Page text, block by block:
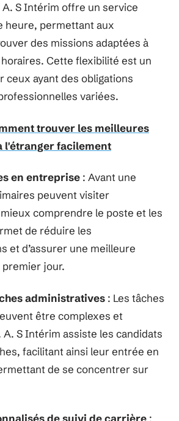
A. S Intérim offre un service
heure, permettant aux
des missions adaptées à
Cette flexibilité est un
ceux ayant des obligations
variées.
trouver les meilleures
l'étranger facilement
en entreprise : Avant une
peuvent visiter
comprendre le poste et les
de réduire les
et d’assurer une meilleure
premier jour.
administratives : Les tâches
être complexes et
A. S Intérim assiste les candidats
facilitant ainsi leur entrée en
de se concentrer sur
de suivi de carrière :